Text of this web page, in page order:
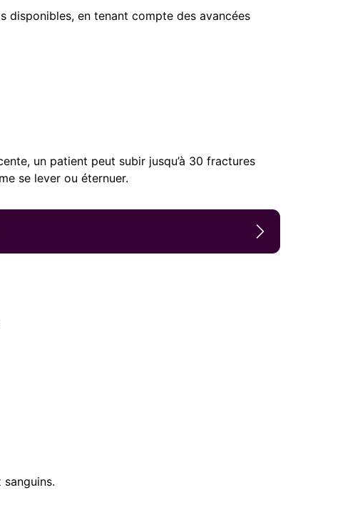
en tenant compte des avancées
un patient peut subir jusqu’à 30 fractures
se lever ou éternuer.